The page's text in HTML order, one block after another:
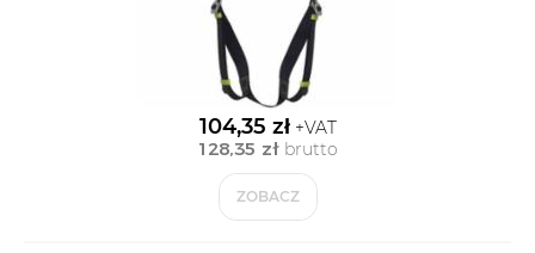
104,35 zł+VAT
128,35 zł brutto
ZOBACZ